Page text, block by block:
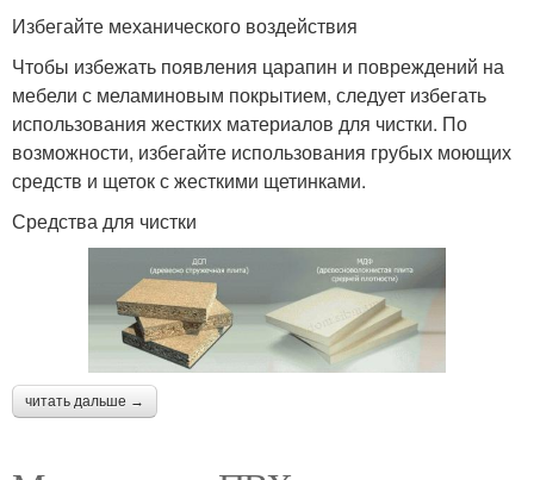
Избегайте механического воздействия
Чтобы избежать появления царапин и повреждений на
мебели с меламиновым покрытием, следует избегать
использования жестких материалов для чистки. По
возможности, избегайте использования грубых моющих
средств и щеток с жесткими щетинками.
Средства для чистки
читать дальше →